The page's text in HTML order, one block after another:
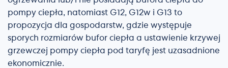
pompy ciepła, natomiast G12, G12w i G13 to
propozycja dla gospodarstw, gdzie występuje
sporych rozmiarów bufor ciepła a ustawienie krzywej
grzewczej pompy ciepła pod taryfę jest uzasadnione
ekonomicznie.